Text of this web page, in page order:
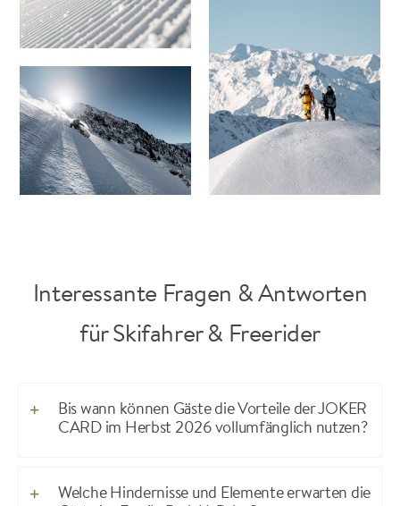
Interessante Fragen & Antworten
für Skifahrer & Freerider
Bis wann können Gäste die Vorteile der JOKER
CARD im Herbst 2026 vollumfänglich nutzen?
Welche Hindernisse und Elemente erwarten die